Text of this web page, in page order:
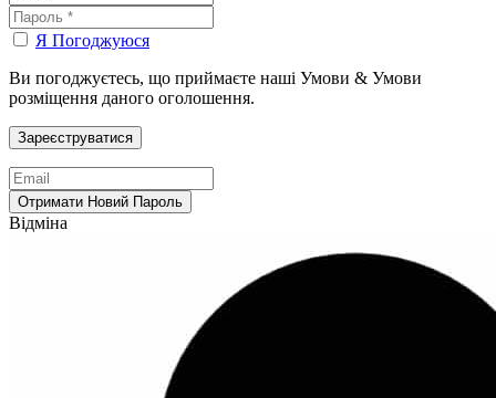
Я Погоджуюся
Ви погоджуєтесь, що приймаєте наші Умови & Умови
розміщення даного оголошення.
Відміна